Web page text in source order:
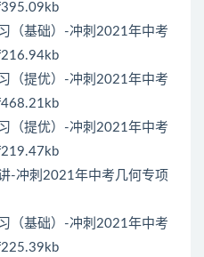
（基础）-冲刺2021年中考
（提优）-冲刺2021年中考
（提优）-冲刺2021年中考
-冲刺2021年中考几何专项
（基础）-冲刺2021年中考